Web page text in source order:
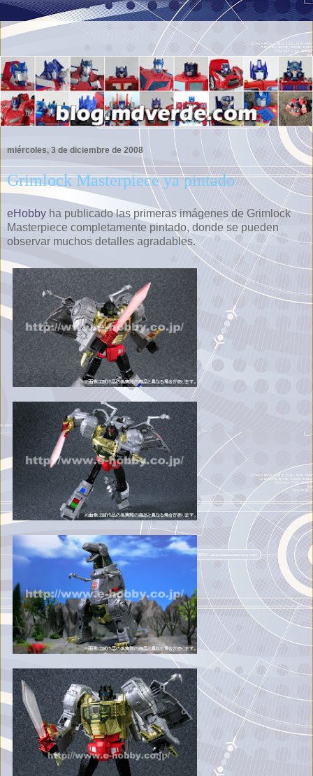
miércoles, 3 de diciembre de 2008
Grimlock Masterpiece ya pintado
eHobby ha publicado las primeras imágenes de Grimlock
Masterpiece completamente pintado, donde se pueden
observar muchos detalles agradables.